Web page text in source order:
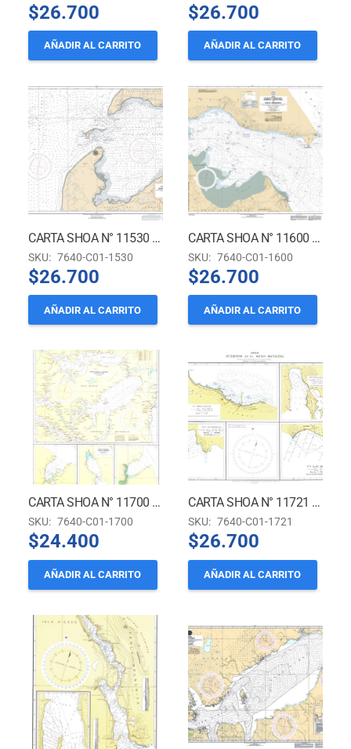
$26.700
AÑADIR AL CARRITO
$26.700
AÑADIR AL CARRITO
CARTA SHOA N° 11530 – ESTRECHO DE MAGALLANES – BAHÍA GENTE GRANDE *
SKU: 7640-C01-1530
$26.700
AÑADIR AL CARRITO
CARTA SHOA N° 11600 – ESTRECHO DE MAGALLANES – PRIMERA ANGOSTURA A PUNTA DUNGENESS *
SKU: 7640-C01-1600
$26.700
AÑADIR AL CARRITO
CARTA SHOA N° 11700 – SENOS OTWAY, SKYRING Y PUERTOS ADYACENTES *
SKU: 7640-C01-1700
$24.400
AÑADIR AL CARRITO
CARTA SHOA N° 11721 – PUERTOS EN EL SENO SKYRING
SKU: 7640-C01-1721
$26.700
AÑADIR AL CARRITO